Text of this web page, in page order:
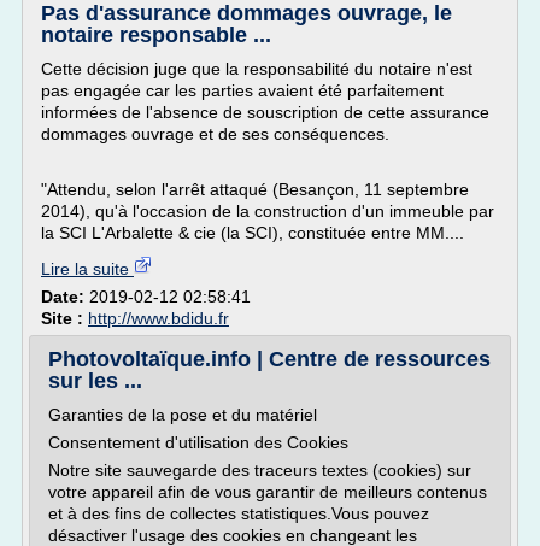
Pas d'assurance dommages ouvrage, le
notaire responsable ...
Cette décision juge que la responsabilité du notaire n'est
pas engagée car les parties avaient été parfaitement
informées de l'absence de souscription de cette assurance
dommages ouvrage et de ses conséquences.
"Attendu, selon l'arrêt attaqué (Besançon, 11 septembre
2014), qu'à l'occasion de la construction d'un immeuble par
la SCI L'Arbalette & cie (la SCI), constituée entre MM....
Lire la suite
Date: 2019-02-12 02:58:41
Site : http://www.bdidu.fr
Photovoltaïque.info | Centre de ressources
sur les ...
Garanties de la pose et du matériel
Consentement d'utilisation des Cookies
Notre site sauvegarde des traceurs textes (cookies) sur
votre appareil afin de vous garantir de meilleurs contenus
et à des fins de collectes statistiques.Vous pouvez
désactiver l'usage des cookies en changeant les